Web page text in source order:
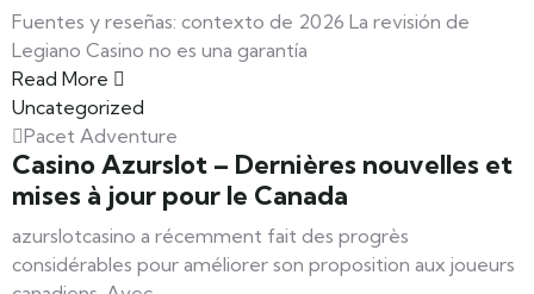
Fuentes y reseñas: contexto de 2026 La revisión de
Legiano Casino no es una garantía
Read More
Uncategorized
Pacet Adventure
Casino Azurslot – Dernières nouvelles et
mises à jour pour le Canada
azurslotcasino a récemment fait des progrès
considérables pour améliorer son proposition aux joueurs